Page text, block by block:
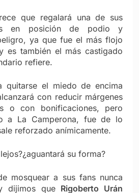
que regalará una de sus
en posición de podio y
ya que fue el más flojo
es también el más castigado
refiere.
quitarse el miedo de encima
con reducir márgenes
o con bonificaciones, pero
a La Camperona, fue de lo
reforzado anímicamente.
su forma?
mosquear a sus fans nunca
dijimos que Rigoberto Urán